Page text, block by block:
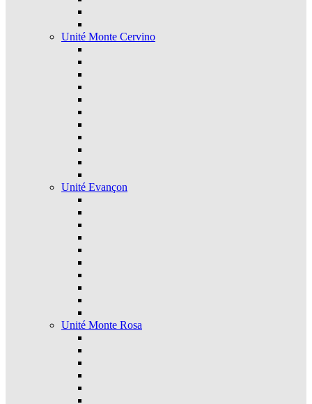
Unité Monte Cervino
Unité Evançon
Unité Monte Rosa